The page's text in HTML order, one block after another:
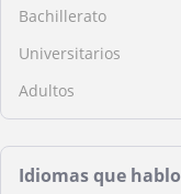
Bachillerato
Universitarios
Adultos
Idiomas que hablo